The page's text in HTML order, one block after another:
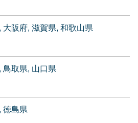
大阪府 滋賀県 和歌山県
鳥取県 山口県
徳島県